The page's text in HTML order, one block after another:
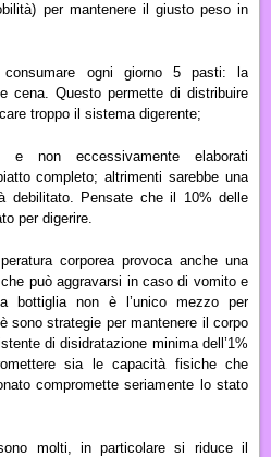
per mantenere il giusto peso in
ogni giorno 5 pasti: la
cena. Questo permette di distribuire
troppo il sistema digerente;
non eccessivamente elaborati
completo; altrimenti sarebbe una
debilitato. Pensate che il 10% delle
per digerire.
corporea provoca anche una
può aggravarsi in caso di vomito e
bottiglia non è l’unico mezzo per
sono strategie per mantenere il corpo
di disidratazione minima dell’1%
sia le capacità fisiche che
compromette seriamente lo stato
molti, in particolare si riduce il